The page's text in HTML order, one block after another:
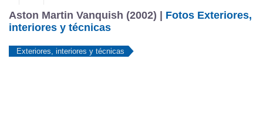
Aston Martin Vanquish (2002) | Fotos Exteriores,
interiores y técnicas
Exteriores, interiores y técnicas